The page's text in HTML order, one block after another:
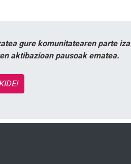
gure komunitatearen parte
aktibazioan pausoak ematea.